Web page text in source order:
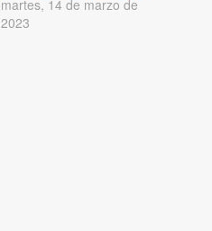
martes, 14 de marzo de
2023